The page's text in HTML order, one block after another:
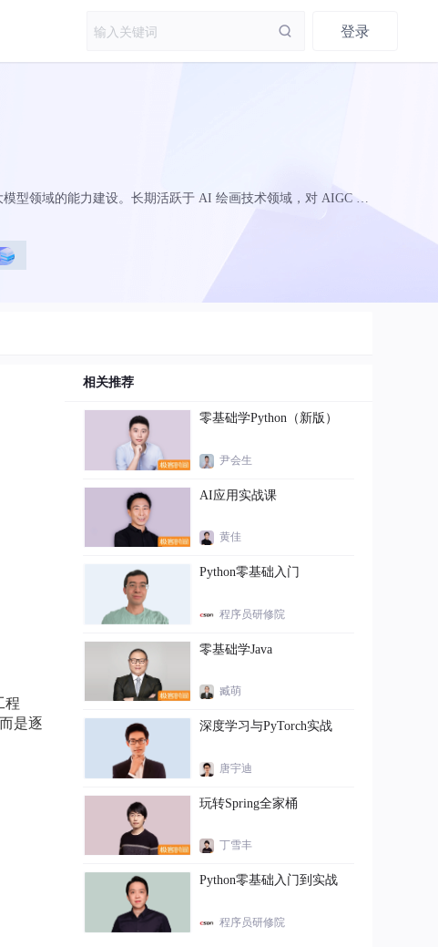
登录
型领域的能力建设。长期活跃于 AI 绘画技术领域，对 AIGC 内
程
是逐
相关推荐
零基础学Python（新版）
尹会生
AI应用实战课
黄佳
Python零基础入门
程序员研修院
零基础学Java
臧萌
深度学习与PyTorch实战
唐宇迪
玩转Spring全家桶
丁雪丰
Python零基础入门到实战
程序员研修院